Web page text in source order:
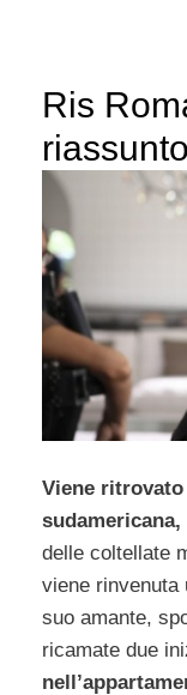
Ris
riassunto
Viene
sudamericana,
delle coltellate
viene rinvenuta
suo amante,
ricamate due